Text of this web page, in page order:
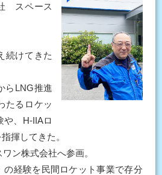
スペース
続けてきた
らLNG推進
たるロケッ
や、H-IIAロ
揮してきた。
ン株式会社へ参画。
の経験を民間ロケット事業で存分